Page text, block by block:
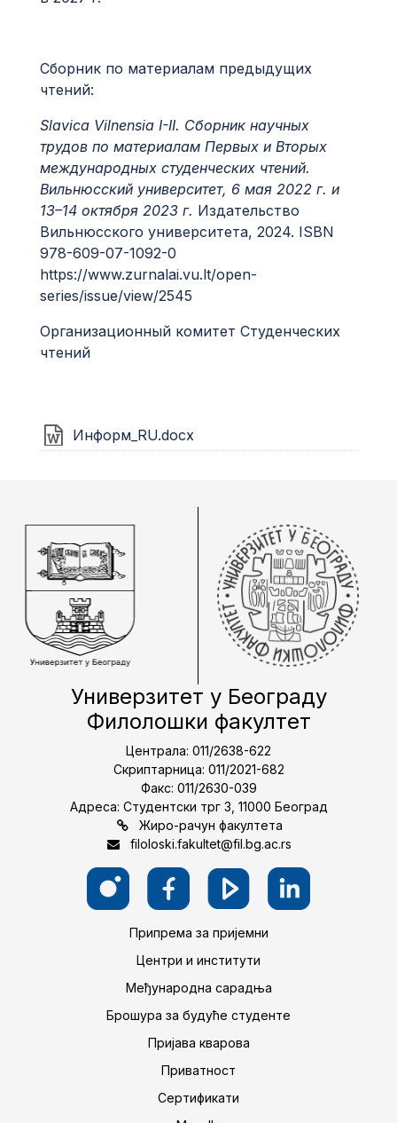
Сборник по материалам предыдущих
чтений:
Slavica Vilnensia I-II. Сборник научных
трудов по материалам Первых и Вторых
международных студенческих чтений.
Вильнюсский университет, 6 мая 2022 г. и
13–14 октября 2023 г. Издательство
Вильнюсского университета, 2024. ISBN
978-609-07-1092-0
https://www.zurnalai.vu.lt/open-
series/issue/view/2545
Организационный комитет Студенческих
чтений
Информ_RU.docx
Универзитет у Београду
Филолошки факултет
Централа: 011/2638-622
Скриптарница: 011/2021-682
Факс: 011/2630-039
Адреса: Студентски трг 3, 11000 Београд
Жиро-рачун факултета
filoloski.fakultet@fil.bg.ac.rs
Припрема за пријемни
Центри и институти
Међународна сарадња
Брошура за будуће студенте
Пријава кварова
Приватност
Сертификати